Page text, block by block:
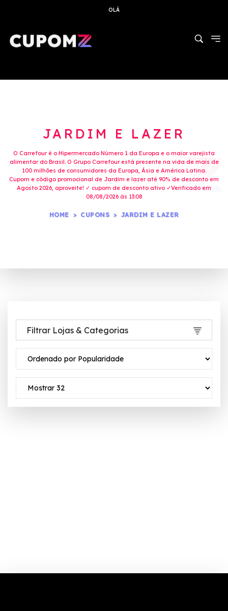
OLÁ
JARDIM E LAZER
O Carrefour é o Hipermercado Número 1 da Europa e o maior varejista
alimentar do Brasil. O Grupo Carrefour está presente na vida de mais de
100 milhões de consumidores da Europa, Ásia e América Latina.
Cupom e código promocional de Jardim e lazer até 90% de desconto em
Agosto 2026, aproveite! ✓ cupom de desconto ativo ✓Verificado em
08/08/2026 às 13:08
HOME CUPONS JARDIM E LAZER
Filtrar Lojas & Categorias